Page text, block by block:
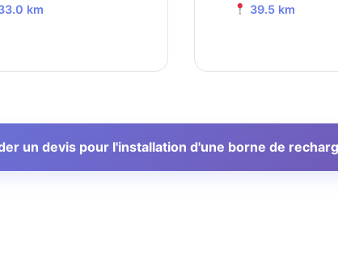
km 39.5 km
un devis pour l'installation d'une borne de